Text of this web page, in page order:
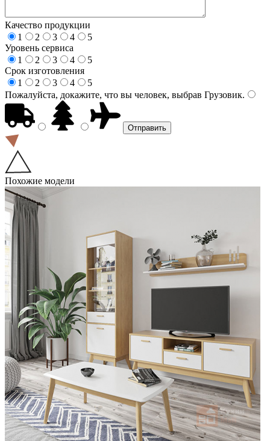
Качество продукции
1
2 3 4
5
Уровень сервиса
1
2 3 4
5
Срок изготовления
1
2 3 4
5
Пожалуйста, докажите, что вы человек, выбрав Грузовик.
Похожие модели